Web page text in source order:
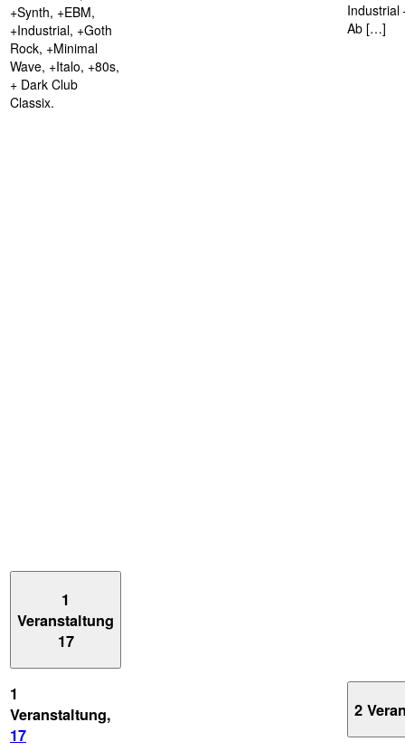
+Synth, +EBM,
+Industrial, +Goth
Rock, +Minimal
Wave, +Italo, +80s,
+ Dark Club
Classix.
Industrial
Ab […]
1
Veranstaltung
17
1
Veranstaltung,
17
2